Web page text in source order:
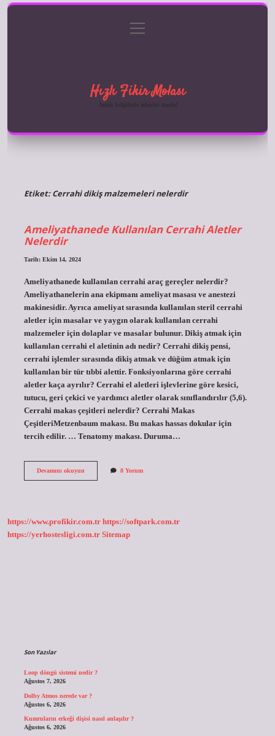
Gizlilik Politikası
menüyü
aç
Hızlı Fikir Molası
Anlık bilgilerle zihnini tazele!
Etiket:Cerrahi dikiş malzemeleri nelerdir
Ameliyathanede Kullanılan Cerrahi Aletler
Nelerdir
Tarih: Ekim 14, 2024
Ameliyathanede kullanılan cerrahi araç gereçler nelerdir?
Ameliyathanelerin ana ekipmanı ameliyat masası ve anestezi
makinesidir. Ayrıca ameliyat sırasında kullanılan steril cerrahi
aletler için masalar ve yaygın olarak kullanılan cerrahi
malzemeler için dolaplar ve masalar bulunur. Dikiş atmak için
kullanılan cerrahi el aletinin adı nedir? Cerrahi dikiş pensi,
cerrahi işlemler sırasında dikiş atmak ve düğüm atmak için
kullanılan bir tür tıbbi alettir. Fonksiyonlarına göre cerrahi
aletler kaça ayrılır? Cerrahi el aletleri işlevlerine göre kesici,
tutucu, geri çekici ve yardımcı aletler olarak sınıflandırılır (5,6).
Cerrahi makas çeşitleri nelerdir? Cerrahi Makas
ÇeşitleriMetzenbaum makası. Bu makas hassas dokular için
tercih edilir. … Tenatomy makası. Duruma…
Devamını okuyunAmeliyathanede8 Yorum
https://www.profikir.com.tr https://softpark.com.tr
https://yerhostesligi.com.tr Sitemap
Son Yazılar
Loop döngü sistemi nedir ?
Ağustos 7, 2026
Dolby Atmos nerede var ?
Ağustos 6, 2026
Kumruların erkeği dişisi nasıl anlaşılır ?
Ağustos 6, 2026